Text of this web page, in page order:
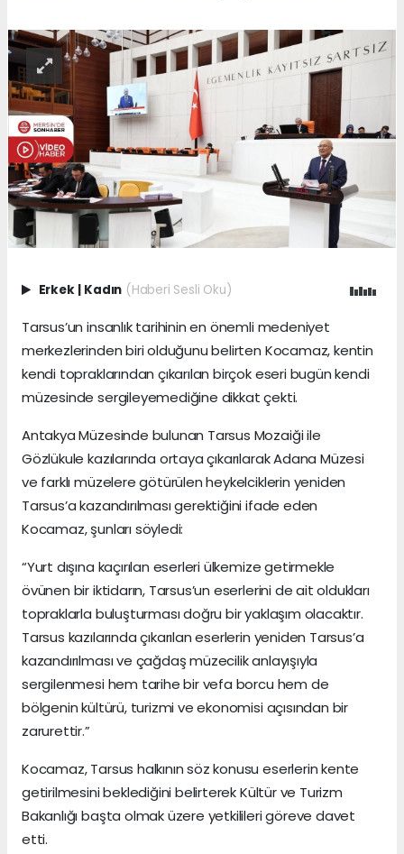
Erkek | Kadın (Haberi Sesli Oku)
Tarsus’un insanlık tarihinin en önemli medeniyet
merkezlerinden biri olduğunu belirten Kocamaz, kentin
kendi topraklarından çıkarılan birçok eseri bugün kendi
müzesinde sergileyemediğine dikkat çekti.
Antakya Müzesinde bulunan Tarsus Mozaiği ile
Gözlükule kazılarında ortaya çıkarılarak Adana Müzesi
ve farklı müzelere götürülen heykelciklerin yeniden
Tarsus’a kazandırılması gerektiğini ifade eden
Kocamaz, şunları söyledi:
“Yurt dışına kaçırılan eserleri ülkemize getirmekle
övünen bir iktidarın, Tarsus’un eserlerini de ait oldukları
topraklarla buluşturması doğru bir yaklaşım olacaktır.
Tarsus kazılarında çıkarılan eserlerin yeniden Tarsus’a
kazandırılması ve çağdaş müzecilik anlayışıyla
sergilenmesi hem tarihe bir vefa borcu hem de
bölgenin kültürü, turizmi ve ekonomisi açısından bir
zarurettir.”
Kocamaz, Tarsus halkının söz konusu eserlerin kente
getirilmesini beklediğini belirterek Kültür ve Turizm
Bakanlığı başta olmak üzere yetkilileri göreve davet
etti.